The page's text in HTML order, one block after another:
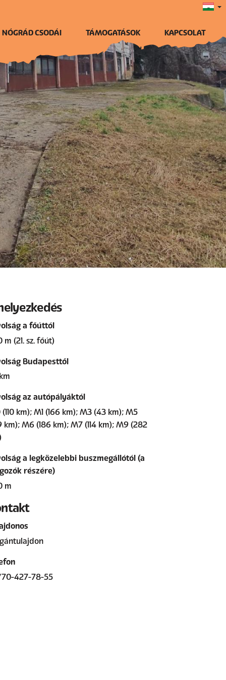
NÓGRÁD CSODÁI TÁMOGATÁSOK KAPCSOLAT
a főúttól
m (21. sz. főút)
Budapesttől
az autópályáktól
km); M1 (166 km); M3 (43 km); M5
km); M6 (186 km); M7 (114 km); M9 (282
a legközelebbi buszmegállótól (a
részére)
m
427-78-55